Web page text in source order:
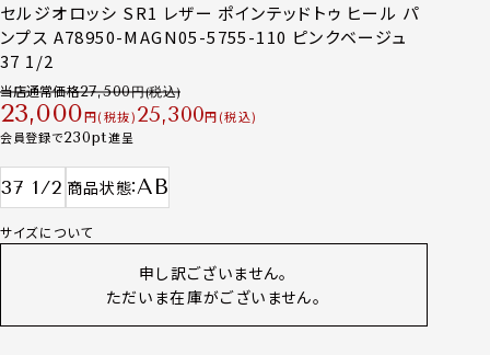
セルジオロッシ SR1 レザー ポインテッドトゥ ヒール パ
ンプス A78950-MAGN05-5755-110 ピンクベージュ
37 1/2
当店通常価格27,500
23,000 税抜 25,300
税込
会員登録で230 進呈
37 1/2 商品状態 AB
サイズについて
申し訳ございません。
ただいま在庫がございません。